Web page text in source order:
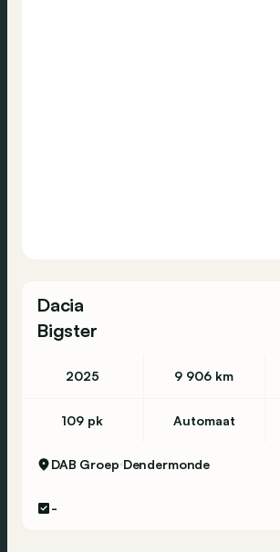
Dacia
Bigster
2025 9 906 km
109 pk Automaat
DAB Groep Dendermonde
-